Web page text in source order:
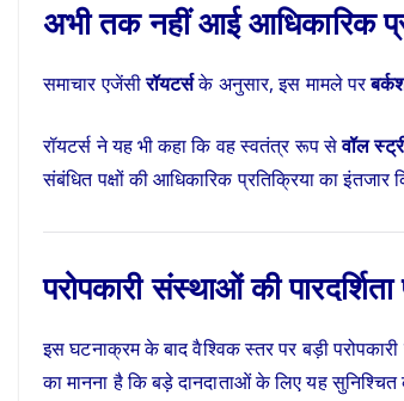
अभी तक नहीं आई आधिकारिक
समाचार एजेंसीरॉयटर्सके अनुसार, इस मामले पर
रॉयटर्स ने यह भी कहा कि वह स्वतंत्र रूप सेवॉल
संबंधित पक्षों की आधिकारिक प्रतिक्रिया का इंतजार
परोपकारी संस्थाओं की पारदर्शिता
इस घटनाक्रम के बाद वैश्विक स्तर पर बड़ी
का मानना है कि बड़े दानदाताओं के लिए यह सुनिश्चित